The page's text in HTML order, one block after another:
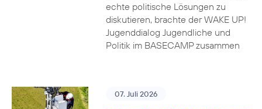
echte politische Lösungen zu
diskutieren, brachte der WAKE UP!
Jugenddialog Jugendliche und
Politik im BASECAMP zusammen
07. Juli 2026